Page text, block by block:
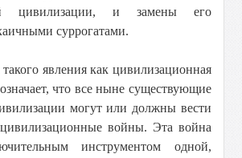
цивилизации, и замены его
суррогатами.
явления как цивилизационная
что все ныне существующие
могут или должны вести
войны. Эта война
инструментом одной,